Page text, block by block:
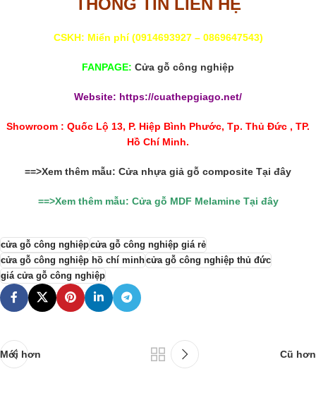
THÔNG TIN LIÊN HỆ
CSKH: Miển phí (0914693927 – 0869647543)
FANPAGE: Cửa gỗ công nghiệp
Website: https://cuathepgiago.net/
Showroom : Quốc Lộ 13, P. Hiệp Bình Phước, Tp. Thủ Đức , TP.
Hồ Chí Minh.
==>Xem thêm mẫu: Cửa nhựa giả gỗ composite Tại đây
==>Xem thêm mẫu: Cửa gỗ MDF MelamineTại đây
cửa gỗ công nghiệpcửa gỗ công nghiệp giá rẻ
cửa gỗ công nghiệp hồ chí minhcửa gỗ công nghiệp thủ đức
giá cửa gỗ công nghiệp
Mới hơn Cũ hơn